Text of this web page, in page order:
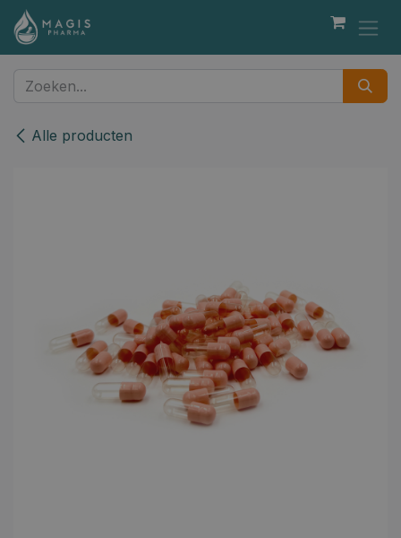
Overslaan naar inhoud
Alle producten